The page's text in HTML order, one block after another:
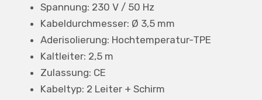
Spannung: 230 V / 50 Hz
Kabeldurchmesser: Ø 3,5 mm
Aderisolierung: Hochtemperatur-TPE
Kaltleiter: 2,5 m
Zulassung: CE
Kabeltyp: 2 Leiter + Schirm